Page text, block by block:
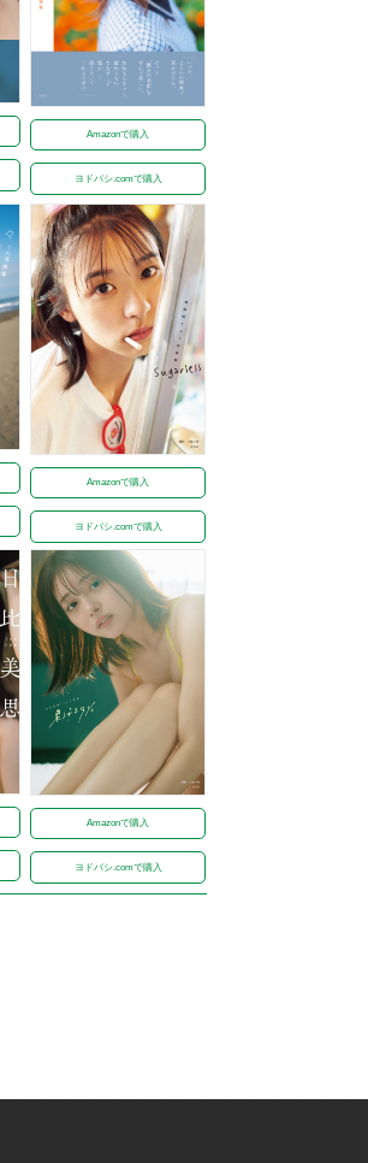
Amazonで購入
ヨドバシ.comで購入
Amazonで購入
ヨドバシ.comで購入
Amazonで購入
ヨドバシ.comで購入